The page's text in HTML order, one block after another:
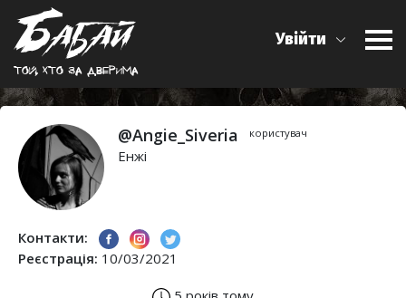
Той, хто за дверима
Увійти
@Angie_Siveria користувач
Енжі
Контакти:
Реєстрація: 10/03/2021